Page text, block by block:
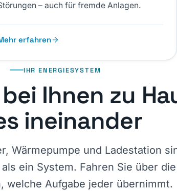
– auch für fremde Anlagen.
erfahren
IHR ENERGIESYSTEM
Ihnen zu
ineinander
Wärmepumpe und Ladestation
ein System. Fahren Sie über
welche Aufgabe jeder übernimmt.